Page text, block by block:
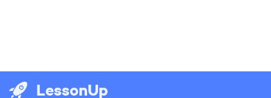
LessonUp